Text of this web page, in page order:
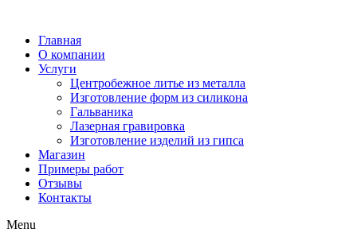
Главная
О компании
Услуги
Центробежное литье из металла
Изготовление форм из силикона
Гальваника
Лазерная гравировка
Изготовление изделий из гипса
Магазин
Примеры работ
Отзывы
Контакты
Menu